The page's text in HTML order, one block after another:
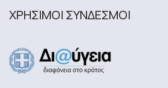
ΧΡΗΣΙΜΟΙ ΣΥΝΔΕΣΜΟΙ